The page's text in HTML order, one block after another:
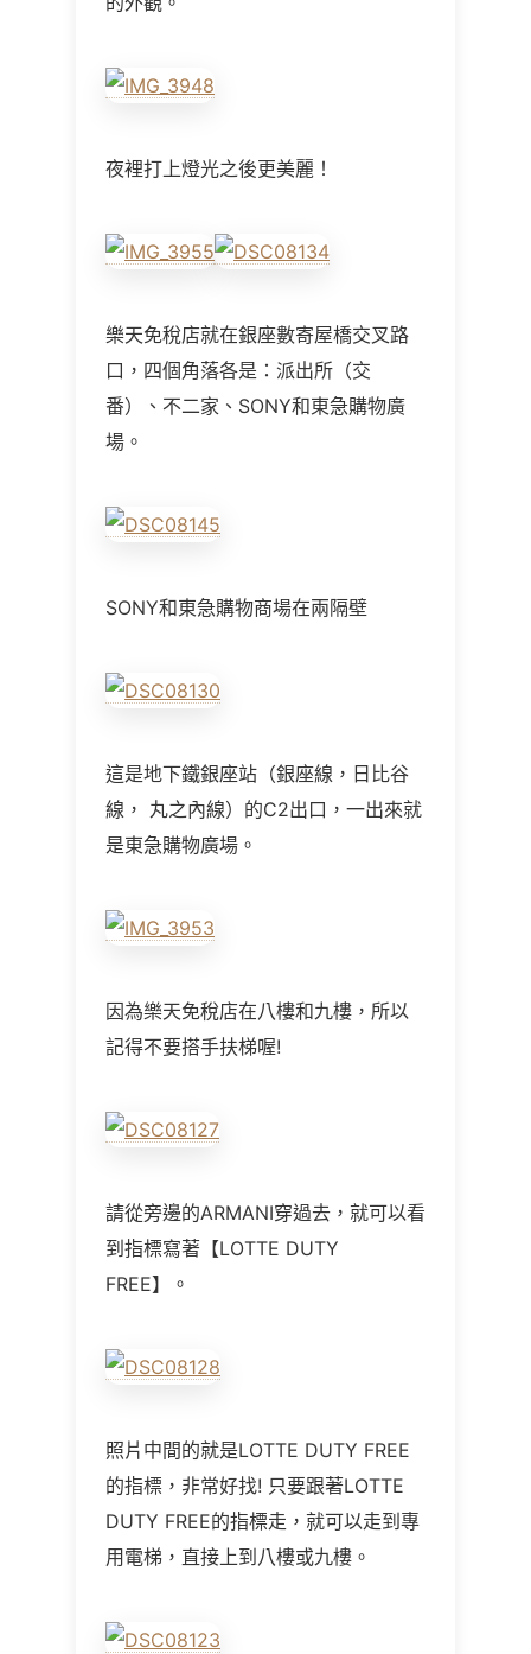
夜裡打上燈光之後更美麗！
樂天免稅店就在銀座數寄屋橋交叉路
口，四個角落各是：派出所（交
番）、不二家、SONY和東急購物廣
場。
SONY和東急購物商場在兩隔壁
這是地下鐵銀座站（銀座線，日比谷
線， 丸之內線）的C2出口，一出來就
是東急購物廣場。
因為樂天免稅店在八樓和九樓，所以
記得不要搭手扶梯喔!
請從旁邊的ARMANI穿過去，就可以看
到指標寫著【LOTTE DUTY
FREE】。
照片中間的就是LOTTE DUTY FREE
的指標，非常好找! 只要跟著LOTTE
DUTY FREE的指標走，就可以走到專
用電梯，直接上到八樓或九樓。